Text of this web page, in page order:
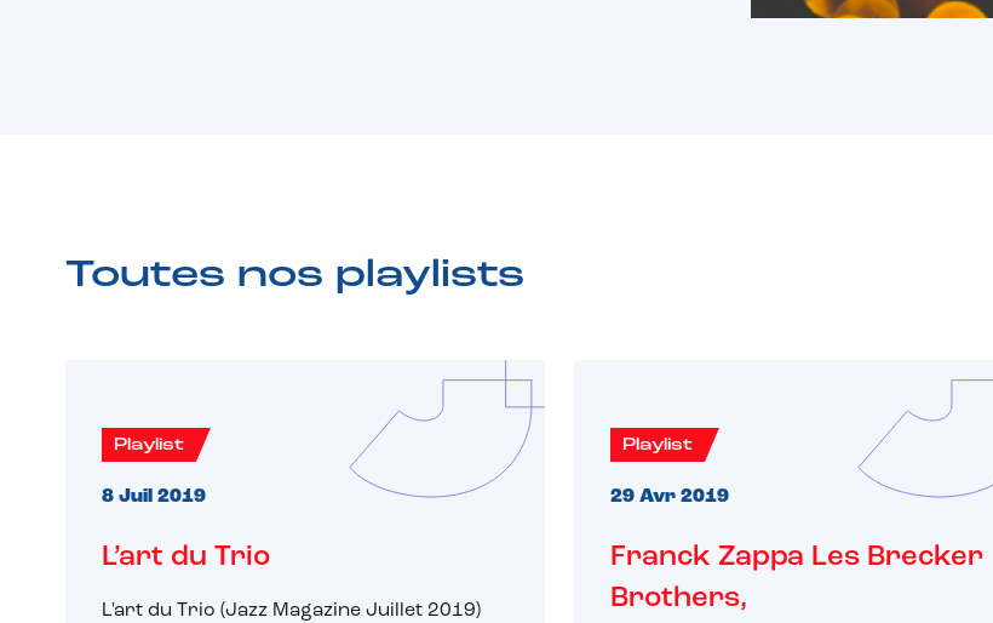
Toutes nos playlists
Playlist
8 Juil 2019
L’art du Trio
L'art du Trio (Jazz Magazine Juillet 2019)
Playlist
29 Avr 2019
Franck Zappa Les Brecker
Brothers,